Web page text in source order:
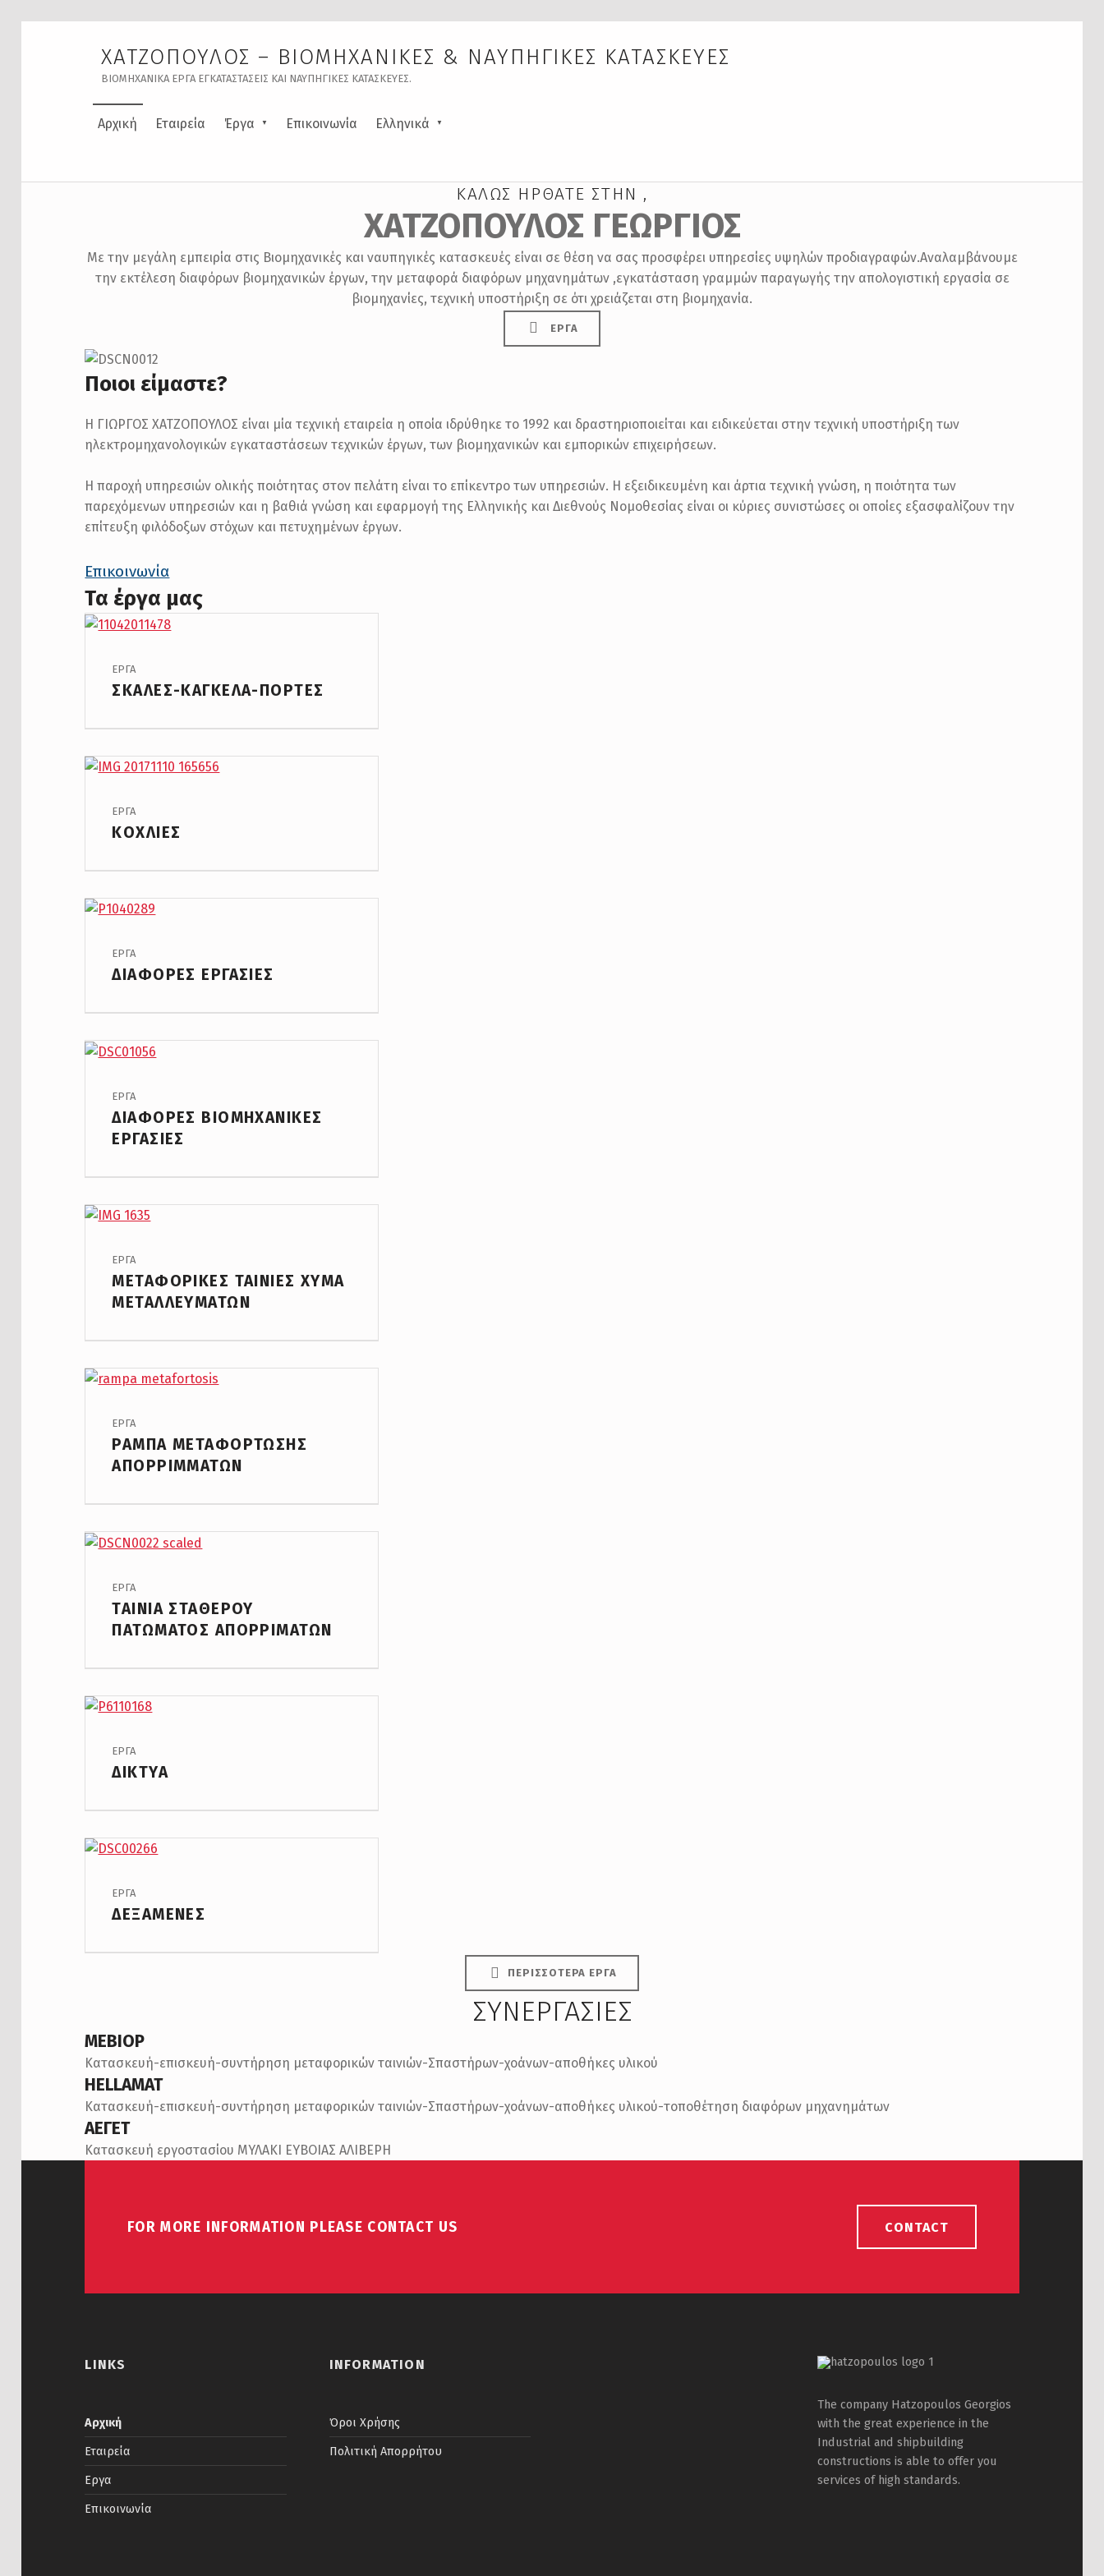
ΧΑΤΖΟΠΟΥΛΟΣ – ΒΙΟΜΗΧΑΝΙΚΈΣ & ΝΑΥΠΗΓΙΚΈΣ ΚΑΤΑΣΚΕΥΈΣ
ΒΙΟΜΗΧΑΝΙΚΆ ΈΡΓΑ ΕΓΚΑΤΑΣΤΆΣΕΙΣ ΚΑΙ ΝΑΥΠΗΓΙΚΈΣ ΚΑΤΑΣΚΕΥΈΣ.
Αρχική Εταιρεία Έργα Επικοινωνία Ελληνικά
ΚΑΛΩΣ ΗΡΘΑΤΕ ΣΤΗΝ ,
ΧΑΤΖΟΠΟΥΛΟΣ ΓΕΩΡΓΙΟΣ
Με την μεγάλη εμπειρία στις Βιομηχανικές και ναυπηγικές κατασκευές είναι σε θέση να σας προσφέρει υπηρεσίες υψηλών προδιαγραφών.Αναλαμβάνουμε
την εκτέλεση διαφόρων βιομηχανικών έργων, την μεταφορά διαφόρων μηχανημάτων ,εγκατάσταση γραμμών παραγωγής την απολογιστική εργασία σε
βιομηχανίες, τεχνική υποστήριξη σε ότι χρειάζεται στη βιομηχανία.
ΕΡΓΑ
Ποιοι είμαστε?
Η ΓΙΩΡΓΟΣ ΧΑΤΖΟΠΟΥΛΟΣ είναι μία τεχνική εταιρεία η οποία ιδρύθηκε το 1992 και δραστηριοποιείται και ειδικεύεται στην τεχνική υποστήριξη των
ηλεκτρομηχανολογικών εγκαταστάσεων τεχνικών έργων, των βιομηχανικών και εμπορικών επιχειρήσεων.
Η παροχή υπηρεσιών ολικής ποιότητας στον πελάτη είναι το επίκεντρο των υπηρεσιών. Η εξειδικευμένη και άρτια τεχνική γνώση, η ποιότητα των
παρεχόμενων υπηρεσιών και η βαθιά γνώση και εφαρμογή της Ελληνικής και Διεθνούς Νομοθεσίας είναι οι κύριες συνιστώσες οι οποίες εξασφαλίζουν την
επίτευξη φιλόδοξων στόχων και πετυχημένων έργων.
Επικοινωνία
Τα έργα μας
ΕΡΓΑ
ΣΚΑΛΕΣ-ΚΑΓΚΕΛΑ-ΠΟΡΤΕΣ
ΕΡΓΑ
ΚΟΧΛΙΕΣ
PROJECT CATEGORY:
ΕΡΓΑ
ΔΙΑΦΟΡΕΣ ΕΡΓΑΣΙΕΣ
ΕΡΓΑ
ΔΙΑΦΟΡΕΣ ΒΙΟΜΗΧΑΝΙΚΕΣ
ΕΡΓΑΣΙΕΣ
ΕΡΓΑ
ΜΕΤΑΦΟΡΙΚΕΣ ΤΑΙΝΙΕΣ ΧΥΜΑ
ΜΕΤΑΛΛΕΥΜΑΤΩΝ
PROJECT CATEGORY:
ΕΡΓΑ
ΡΑΜΠΑ ΜΕΤΑΦΟΡΤΩΣΗΣ
ΑΠΟΡΡΙΜΜΑΤΩΝ
ΕΡΓΑ
ΤΑΙΝΙΑ ΣΤΑΘΕΡΟΥ
ΠΑΤΩΜΑΤΟΣ ΑΠΟΡΡΙΜΑΤΩΝ
ΕΡΓΑ
ΔΙΚΤΥΑ
PROJECT CATEGORY:
ΕΡΓΑ
ΔΕΞΑΜΕΝΕΣ
ΠΕΡΙΣΣΟΤΕΡΑ ΕΡΓΑ
ΣΥΝΕΡΓΑΣΙΕΣ
ΜΕΒΙΟΡ
Κατασκευή-επισκευή-συντήρηση μεταφορικών ταινιών-Σπαστήρων-χοάνων-αποθήκες υλικού
HELLAMAT
Κατασκευή-επισκευή-συντήρηση μεταφορικών ταινιών-Σπαστήρων-χοάνων-αποθήκες υλικού-τοποθέτηση διαφόρων μηχανημάτων
ΑΕΓΕΤ
Κατασκευή εργοστασίου ΜΥΛΑΚΙ ΕΥΒΟΙΑΣ ΑΛΙΒΕΡΗ
Skip back to main navigation
FOR MORE INFORMATION PLEASE CONTACT US CONTACT
LINKS
Αρχική
Εταιρεία
Εργα
Επικοινωνία
INFORMATION
Όροι Χρήσης
Πολιτική Απορρήτου
The company Hatzopoulos Georgios
with the great experience in the
Industrial and shipbuilding
constructions is able to offer you
services of high standards.